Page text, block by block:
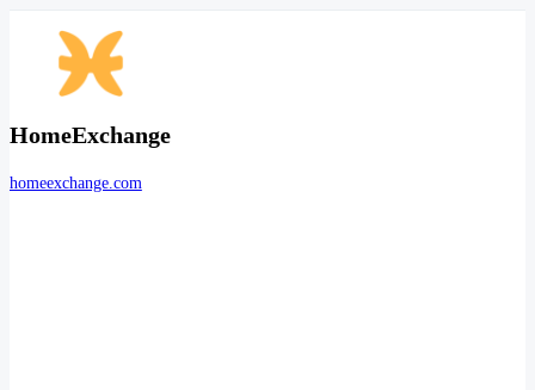
HomeExchange
homeexchange.com